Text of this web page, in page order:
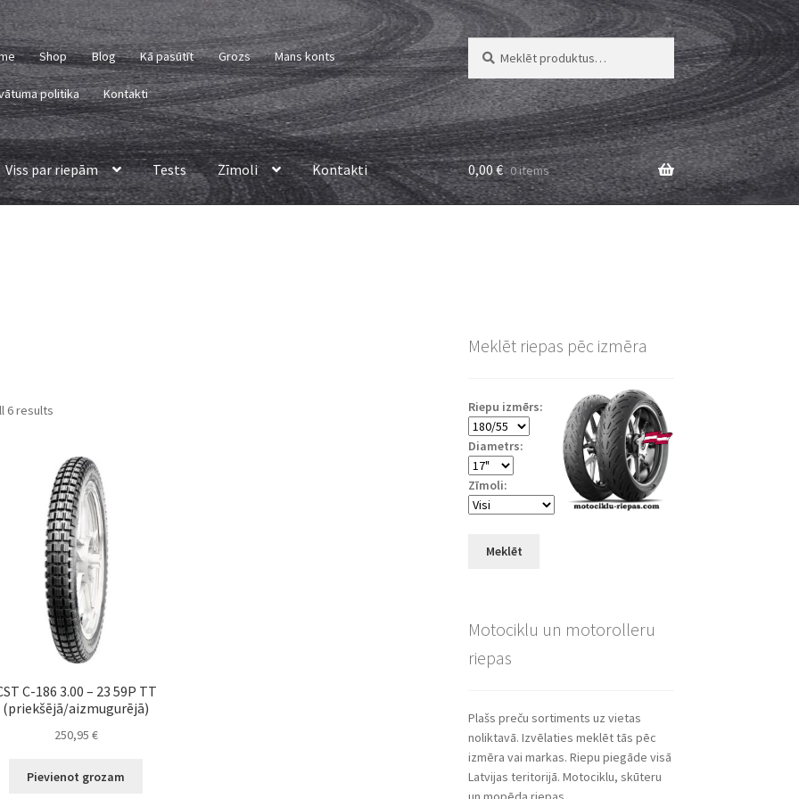
Shop Blog Kā pasūtīt Grozs Mans konts
politika Kontakti
Meklēt:
Meklēt
Viss par riepām Tests Zīmoli Kontakti 0,00€ 0 items
6 results
C-186 3.00 – 23 59P TT
(priekšējā/aizmugurējā)
250,95 €
Pievienot grozam
Meklēt riepas pēc izmēra
Riepu izmērs:
Diametrs:
Zīmoli:
Meklēt
Motociklu un motorolleru
riepas
Plašs preču sortiments uz vietas
noliktavā. Izvēlaties meklēt tās pēc
izmēra vai markas. Riepu piegāde visā
Latvijas teritorijā. Motociklu, skūteru